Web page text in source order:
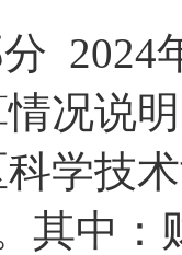
2024
况说明
学技
其中：